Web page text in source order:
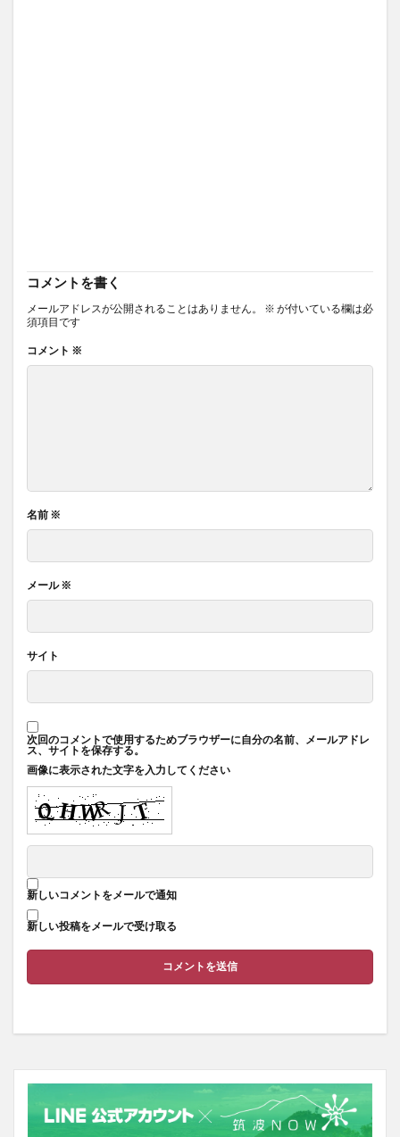
コメントを書く
メールアドレスが公開されることはありません。 ※ が付いている欄は必
須項目です
コメント ※
名前 ※
メール※
サイト
次回のコメントで使用するためブラウザーに自分の名前、メールアドレ
ス、サイトを保存する。
画像に表示された文字を入力してください
新しいコメントをメールで通知
新しい投稿をメールで受け取る